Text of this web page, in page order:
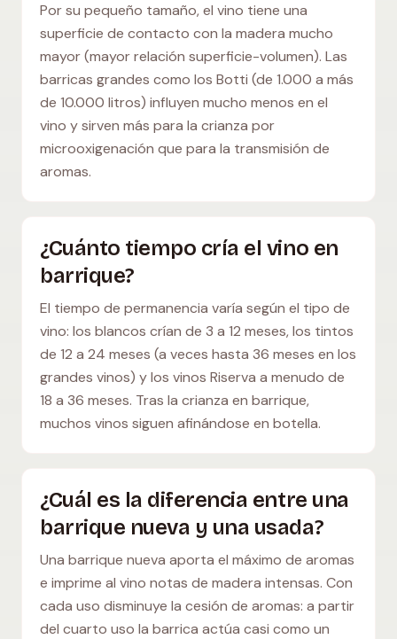
Por su pequeño tamaño, el vino tiene una
superficie de contacto con la madera mucho
mayor (mayor relación superficie-volumen). Las
barricas grandes como los Botti (de 1.000 a más
de 10.000 litros) influyen mucho menos en el
vino y sirven más para la crianza por
microoxigenación que para la transmisión de
aromas.
¿Cuánto tiempo cría el vino en
barrique?
El tiempo de permanencia varía según el tipo de
vino: los blancos crían de 3 a 12 meses, los tintos
de 12 a 24 meses (a veces hasta 36 meses en los
grandes vinos) y los vinos Riserva a menudo de
18 a 36 meses. Tras la crianza en barrique,
muchos vinos siguen afinándose en botella.
¿Cuál es la diferencia entre una
barrique nueva y una usada?
Una barrique nueva aporta el máximo de aromas
e imprime al vino notas de madera intensas. Con
cada uso disminuye la cesión de aromas: a partir
del cuarto uso la barrica actúa casi como un